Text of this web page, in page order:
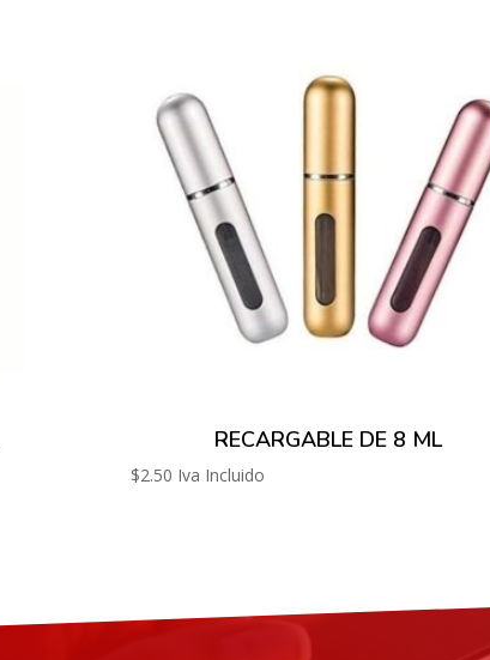
RECARGABLE DE 8 ML
$2.50 Iva Incluido